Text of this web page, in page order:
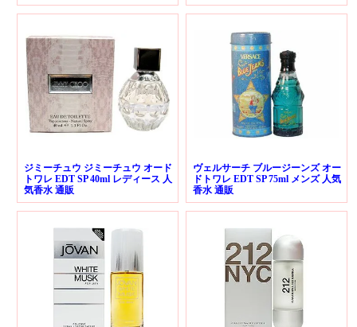
ジミーチュウ ジミーチュウ オード
トワレ EDT SP 40ml レディース 人
気香水 通販
ヴェルサーチ ブルージーンズ オー
ドトワレ EDT SP 75ml メンズ 人気
香水 通販